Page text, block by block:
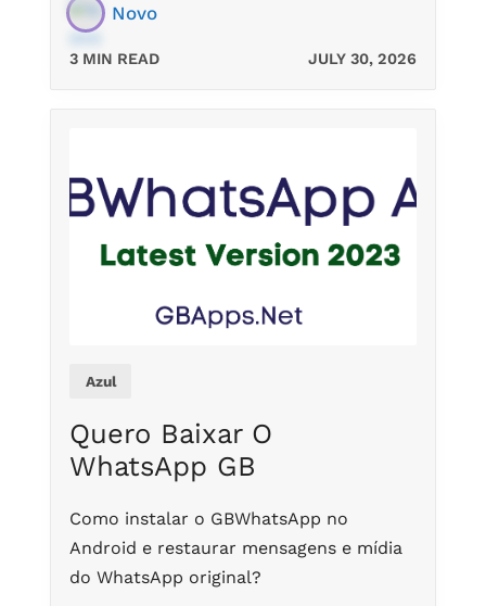
Novo
3 MIN READ JULY 30, 2026
Azul
Quero Baixar O
WhatsApp GB
Como instalar o GBWhatsApp no ​​
Android e restaurar mensagens e mídia
do WhatsApp original?